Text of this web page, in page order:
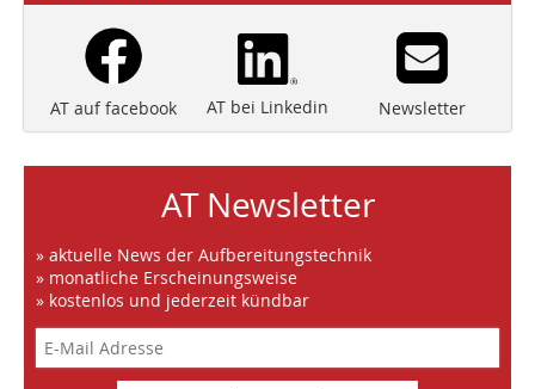
AT auf facebook AT bei Linkedin Newsletter
AT Newsletter
» aktuelle News der Aufbereitungstechnik
» monatliche Erscheinungsweise
» kostenlos und jederzeit kündbar